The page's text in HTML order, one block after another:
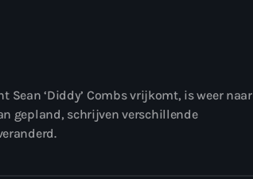
‘Diddy’ Combs vrijkomt, is weer naar
gepland, schrijven verschillende